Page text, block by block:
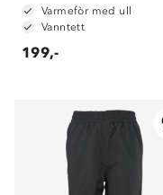
Varmefòr med ull
Vanntett
199,-